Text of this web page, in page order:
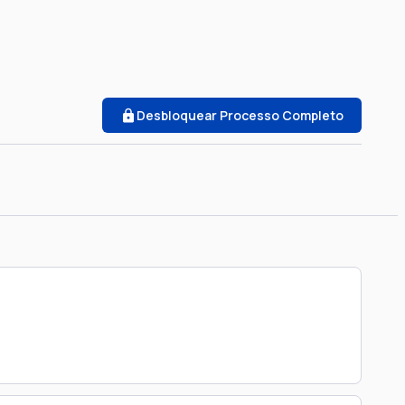
Desbloquear Processo Completo